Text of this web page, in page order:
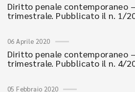
Diritto penale contemporaneo
trimestrale. Pubblicato il n. 1/
06 Aprile 2020
Diritto penale contemporaneo
trimestrale. Pubblicato il n. 4/
05 Febbraio 2020